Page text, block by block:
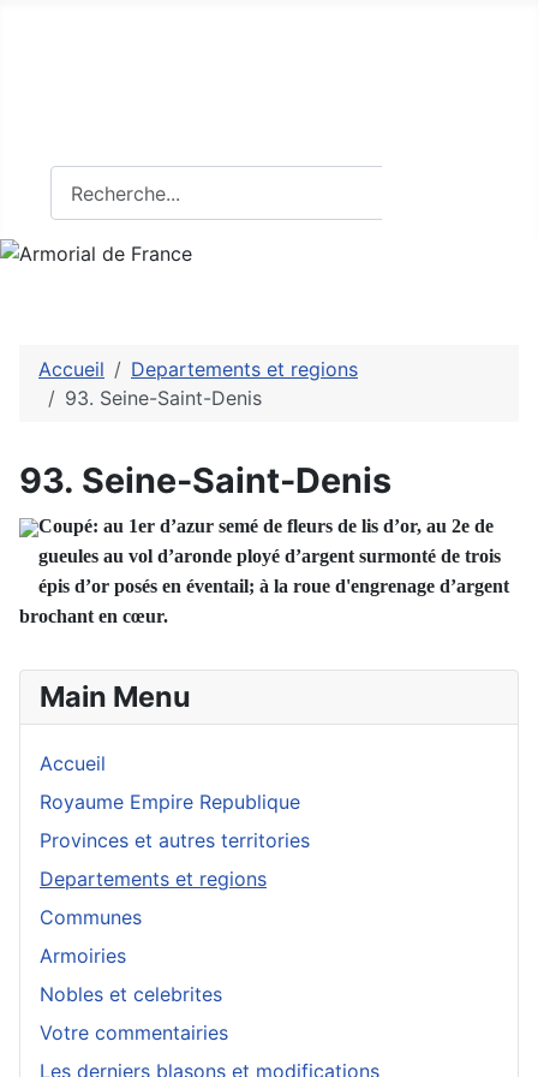
Accueil
Departements et regions
93. Seine-Saint-Denis
93. Seine-Saint-Denis
Coupé: au 1er d’azur semé de fleurs de lis d’or, au 2e de
gueules au vol d’aronde ployé d’argent surmonté de trois
épis d’or posés en éventail; à la roue d'engrenage d’argent
brochant en cœur.
Main Menu
Accueil
Royaume Empire Republique
Provinces et autres territories
Departements et regions
Communes
Armoiries
Nobles et celebrites
Votre commentairies
Les derniers blasons et modifications